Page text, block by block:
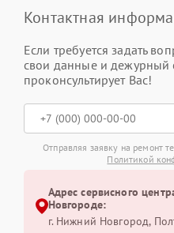
Контактная
Если требуется задать
свои данные и дежурный
проконсультирует Вас!
Отправляя заявку на ремонт
Политикой
Адрес сервисного
Новгороде:
г. Нижний Новгород,